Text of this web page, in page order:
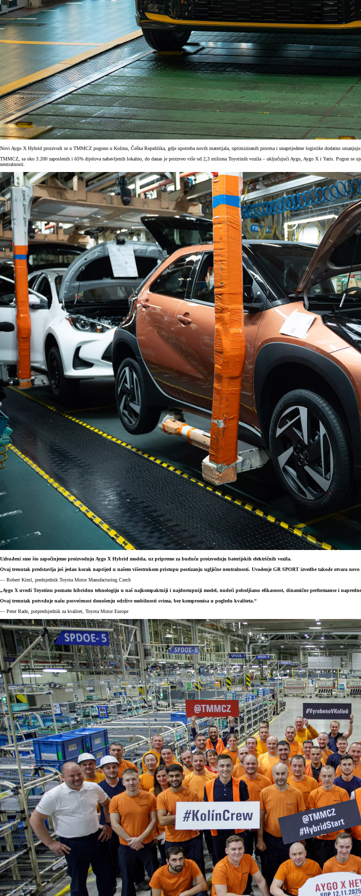
Novi Aygo X Hybrid proizvodi se u TMMCZ pogonu u Kolinu, Češka Republika, gdje upotreba novih materijala, optimiziranih procesa i unaprijeđene logistike dodatno
TMMCZ, sa oko 3.200 zaposlenih i 65% dijelova nabavljenih lokalno, do danas je proizveo više od 2,3 miliona Toyotinih vozila – uključujući Aygo, Aygo X i Yaris. Pogon se
neutralnosti.
Uzbuđeni smo što započinjemo proizvodnju Aygo X Hybrid modela, uz pripreme za buduću proizvodnju baterijskih električnih vozila.
Ovaj trenutak predstavlja još jedan korak naprijed u našem višestrukom pristupu postizanju ugljične neutralnosti. Uvođenje GR SPORT izvedbe takođe otvara
— Robert Kiml, predsjednik Toyota Motor Manufacturing Czech
„Aygo X uvodi Toyotinu poznatu hibridnu tehnologiju u naš najkompaktniji i najdostupniji model, nudeći poboljšanu efikasnost, dinamične performanse i
Ovaj trenutak potvrđuje našu posvećenost donošenju održive mobilnosti svima, bez kompromisa u pogledu kvaliteta.“
— Peter Rade, potpredsjednik za kvalitet, Toyota Motor Europe